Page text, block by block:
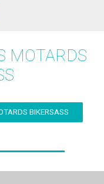
MOTARDS
BIKERSASS